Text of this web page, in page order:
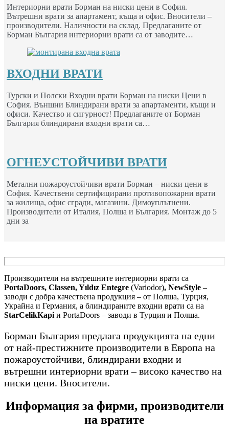
Интериорни врати Борман на ниски цени в София.
Вътрешни врати за апартамент, къща и офис. Вносители –
производители. Наличности на склад. Предлаганите от
Борман България интериорни врати са от заводите…
ВХОДНИ ВРАТИ
Турски и Полски Входни врати Борман на ниски Цени в
София. Външни Блиндирани врати за апартаменти, къщи и
офиси. Качество и сигурност! Предлаганите от Борман
България блиндирани входни врати са…
ОГНЕУСТОЙЧИВИ ВРАТИ
Метални пожароустойчиви врати Борман – ниски цени в
София. Качествени сертифицирани противопожарни врати
за жилища, офис сгради, магазини. Димоуплътнени.
Производители от Италия, Полша и България. Монтаж до 5
дни за
Производители на вътрешните интериорни врати са
PortaDoors, Classen, Yıldız Entegre (Variodor), NewStyle –
заводи с добра качествена продукция – от Полша, Турция,
Украйна и Германия, а блиндираните входни врати са на
StarCelikKapi и PortaDoors – заводи в Турция и Полша.
Борман България предлага продукцията на едни
от най-престижните производители в Европа на
пожароустойчиви, блиндирани входни и
вътрешни интериорни врати – високо качество на
ниски цени. Вносители.
Информация за фирми, производители
на вратите